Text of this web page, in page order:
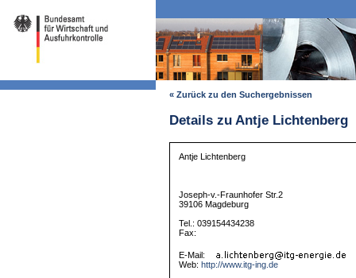
« Zurück zu den Suchergebnissen
Details zu Antje Lichtenberg
Antje Lichtenberg
Joseph-v.-Fraunhofer Str.2
39106 Magdeburg
Tel.: 039154434238
Fax:
E-Mail:
Web: http://www.itg-ing.de